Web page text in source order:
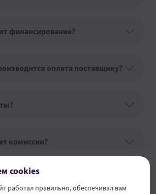
финансирование?
оплата поставщику?
комиссии?
cookies
работал правильно, обеспечивал вам